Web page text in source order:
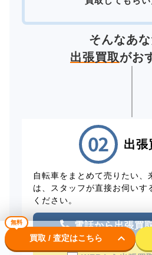
そんなあ
出張買取がお
出張
自転車をまとめて売りたい、
は、スタッフが直接お伺いす
ください。
電話から出張買
無料
買取 / 査定はこちら keyboard_arrow_down